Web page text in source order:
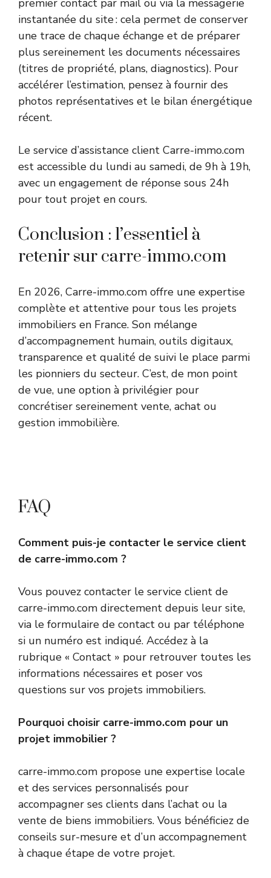
premier contact par mail ou via la messagerie
instantanée du site : cela permet de conserver
une trace de chaque échange et de préparer
plus sereinement les documents nécessaires
(titres de propriété, plans, diagnostics). Pour
accélérer l’estimation, pensez à fournir des
photos représentatives et le bilan énergétique
récent.
Le service d’assistance client Carre-immo.com
est accessible du lundi au samedi, de 9h à 19h,
avec un engagement de réponse sous 24h
pour tout projet en cours.
Conclusion : l’essentiel à
retenir sur carre-immo.com
En 2026, Carre-immo.com offre une expertise
complète et attentive pour tous les projets
immobiliers en France. Son mélange
d’accompagnement humain, outils digitaux,
transparence et qualité de suivi le place parmi
les pionniers du secteur. C’est, de mon point
de vue, une option à privilégier pour
concrétiser sereinement vente, achat ou
gestion immobilière.
FAQ
Comment puis-je contacter le service client
de carre-immo.com ?
Vous pouvez contacter le service client de
carre-immo.com directement depuis leur site,
via le formulaire de contact ou par téléphone
si un numéro est indiqué. Accédez à la
rubrique « Contact » pour retrouver toutes les
informations nécessaires et poser vos
questions sur vos projets immobiliers.
Pourquoi choisir carre-immo.com pour un
projet immobilier ?
carre-immo.com propose une expertise locale
et des services personnalisés pour
accompagner ses clients dans l’achat ou la
vente de biens immobiliers. Vous bénéficiez de
conseils sur-mesure et d’un accompagnement
à chaque étape de votre projet.